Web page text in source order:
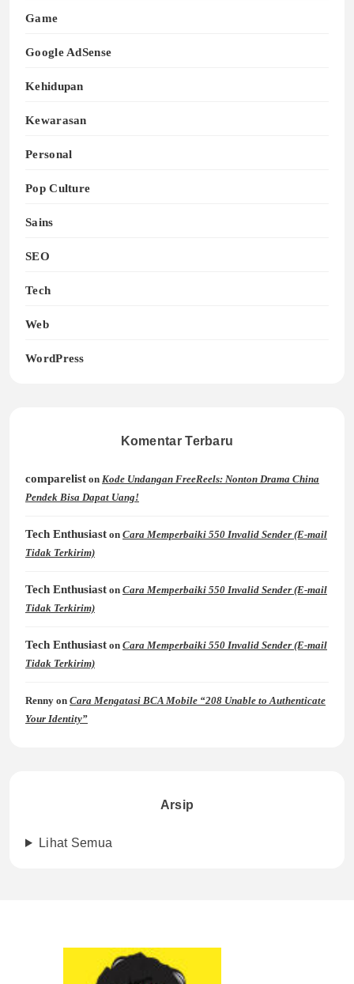
Game
Google AdSense
Kehidupan
Kewarasan
Personal
Pop Culture
Sains
SEO
Tech
Web
WordPress
Komentar Terbaru
comparelist on Kode Undangan FreeReels: Nonton Drama China
Pendek Bisa Dapat Uang!
Tech Enthusiast on Cara Memperbaiki 550 Invalid Sender (E-mail
Tidak Terkirim)
Tech Enthusiast on Cara Memperbaiki 550 Invalid Sender (E-mail
Tidak Terkirim)
Tech Enthusiast on Cara Memperbaiki 550 Invalid Sender (E-mail
Tidak Terkirim)
Renny on Cara Mengatasi BCA Mobile “208 Unable to Authenticate
Your Identity”
Arsip
Lihat Semua